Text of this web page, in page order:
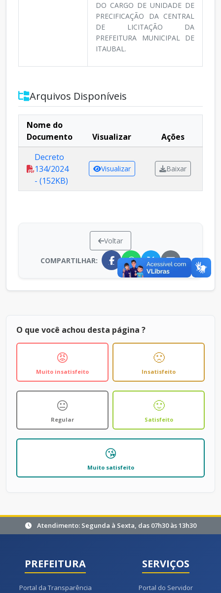
DO CARGO DE UNIDADE DE
PRECIFICAÇÃO DA CENTRAL
DE LICITAÇÃO DA
PREFEITURA MUNICIPAL DE
ITAUBAL.
Arquivos Disponíveis
Nome do
Documento
Visualizar
Ações
Decreto
134/2024
- (152KB)
Visualizar Baixar
Voltar
COMPARTILHAR:
O que você achou desta página ?
😡
Muito insatisfeito
🙁
Insatisfeito
😐
Regular
🙂
Satisfeito
😘
Muito satisfeito
Atendimento: Segunda à Sexta, das 07h30 às 13h30
PREFEITURA
Portal da Transparência
SERVIÇOS
Portal do Servidor